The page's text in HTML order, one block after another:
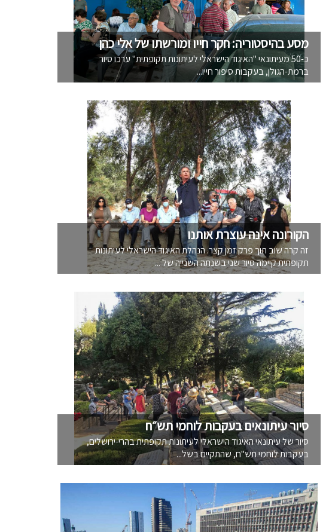
מסע בהיסטוריה: חקר חייו ומורשתו של אלי כהן
כ-50 מעיתונאי "האיגוד הישראלי לעיתונות תקופתית" ערכו סיור
ברמת-הגולן, בעקבות סיפור חייו...
הקורונה אינה עוצרת אותנו
זה קרה שוב תוך פרק זמן קצר. הנהלת האיגוד הישראלי לעיתונות
תקופתית קיימה סיור שני בשנתה השנייה של ...
סיור עיתונאים בעקבות לוחמי תש״ח
סיור של עיתונאי האיגוד הישראלי לעיתונות תקופתית בהרי-ירושלים,
בעקבות לוחמי תש"ח, שהתקיים בשל...